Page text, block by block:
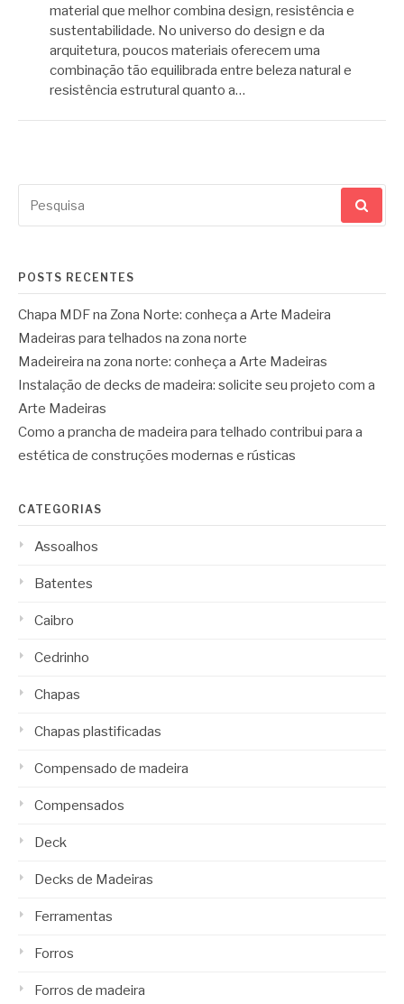
material que melhor combina design, resistência e
sustentabilidade. No universo do design e da
arquitetura, poucos materiais oferecem uma
combinação tão equilibrada entre beleza natural e
resistência estrutural quanto a…
por:
POSTS RECENTES
Chapa MDF na Zona Norte: conheça a Arte Madeira
Madeiras para telhados na zona norte
Madeireira na zona norte: conheça a Arte Madeiras
Instalação de decks de madeira: solicite seu projeto com a
Arte Madeiras
Como a prancha de madeira para telhado contribui para a
estética de construções modernas e rústicas
CATEGORIAS
Assoalhos
Batentes
Caibro
Cedrinho
Chapas
Chapas plastificadas
Compensado de madeira
Compensados
Deck
Decks de Madeiras
Ferramentas
Forros
Forros de madeira